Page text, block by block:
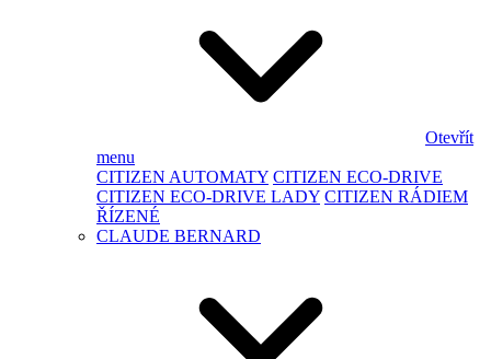
Otevřít
menu
CITIZEN AUTOMATY CITIZEN ECO-DRIVE
CITIZEN ECO-DRIVE LADY CITIZEN RÁDIEM
ŘÍZENÉ
CLAUDE BERNARD